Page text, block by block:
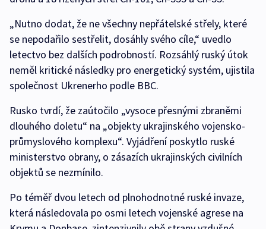
„Nutno dodat, že ne všechny nepřátelské střely, které
se nepodařilo sestřelit, dosáhly svého cíle,“ uvedlo
letectvo bez dalších podrobností. Rozsáhlý ruský útok
neměl kritické následky pro energetický systém, ujistila
společnost Ukrenerho podle BBC.
Rusko tvrdí, že zaútočilo „vysoce přesnými zbraněmi
dlouhého doletu“ na „objekty ukrajinského vojensko-
průmyslového komplexu“. Vyjádření poskytlo ruské
ministerstvo obrany, o zásazích ukrajinských civilních
objektů se nezmínilo.
Po téměř dvou letech od plnohodnotné ruské invaze,
která následovala po osmi letech vojenské agrese na